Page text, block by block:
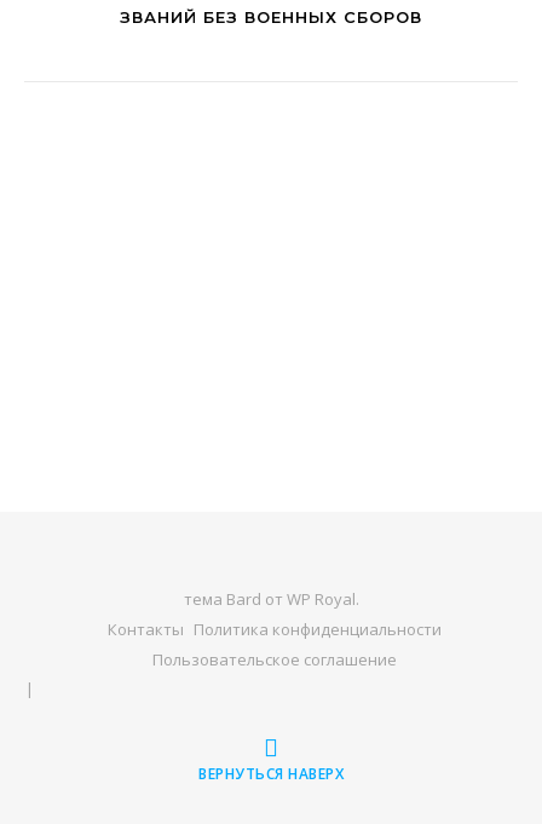
ЗВАНИЙ БЕЗ ВОЕННЫХ СБОРОВ
тема Bard от WP Royal.
Контакты Политика конфиденциальности
Пользовательское соглашение
ВЕРНУТЬСЯ НАВЕРХ